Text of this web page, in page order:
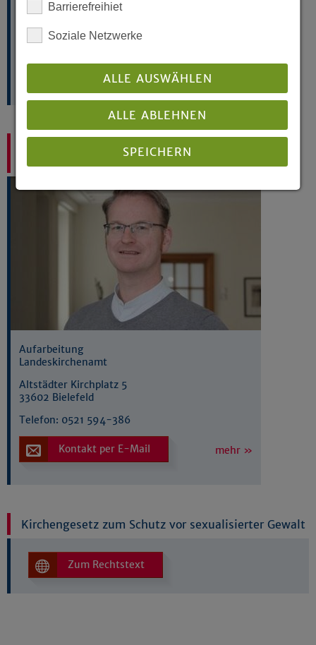
Altstädter Kirchplatz 5
33602 Bielefeld
Telefon:0521 - 594-387
Ihr Ansprechpartner:
Dr. Jürgen Schmiesing
Aufarbeitung
Landeskirchenamt
Altstädter Kirchplatz 5
33602 Bielefeld
Telefon: 0521 594-386
Kontakt per E-Mail mehr »
Kirchengesetz zum Schutz vor sexualisierter Gewalt
Zum Rechtstext
Barrierefreihiet
Soziale Netzwerke
ALLE AUSWÄHLEN
ALLE ABLEHNEN
SPEICHERN
Details anzeigen
Impressum|Datenschutz